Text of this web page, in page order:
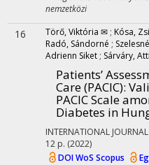
nemzetközi
16 Törő, Viktória ✉ ; Kósa,
Radó, Sándorné ;
Adrienn Siket ; Sárváry,
Patients’
Care (PACIC):
PACIC Scale
Diabetes in
INTERNATIONAL
12 p. (2022)
DOIWoS Scopus